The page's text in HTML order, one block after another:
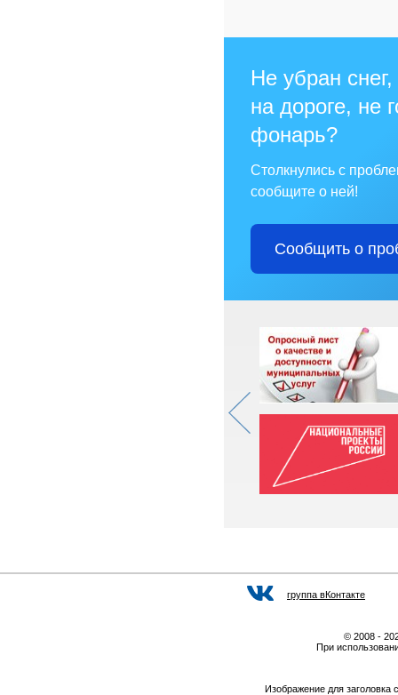
Не убран
на дороге, не
фонарь?
Столкнулись с
сообщите о ней!
Сообщить о
группа вКонтакте
© 2008 -
При
Изображение для